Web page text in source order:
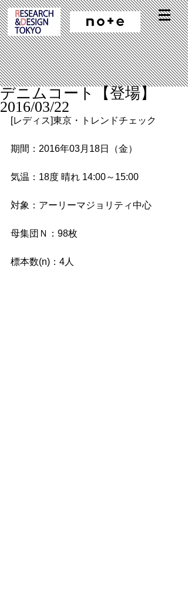
デニムコート【登場】
2016/03/22
[レディス]東京・トレンドチェック
期間：2016年03月18日（金）
気温：18度 晴れ 14:00～15:00
対象：アーリーマジョリティ中心
母集団Ｎ：98枚
標本数(n)：4人